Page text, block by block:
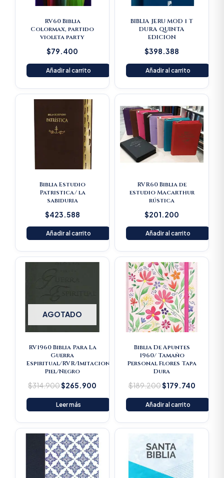
RV60 Biblia
Colormax, partido
violeta party
$79.400
Añadir al carrito
BIBLIA JERU MOD 1 T
DURA QUINTA
EDICION
$398.388
Añadir al carrito
Biblia Estudio
Patristica/ la
sabiduria
$423.588
Añadir al carrito
RVR60 Biblia de
estudio Macarthur
rústica
$201.200
Añadir al carrito
AGOTADO
RV1960 Biblia Para La
Guerra
Espiritual/RVR/Imitacion
Piel/Negro
$314.900
Original
$314.900.
$265.900
Current
$265.900.
Leer más
Biblia De Apuntes
1960/ Tamaño
Personal Flores Tapa
Dura
$189.200
Original
price
was:
$189.200.
$179.740
Current
price
Añadir al carrito
Original
price
was:
$16.500.
Current
$15.675.